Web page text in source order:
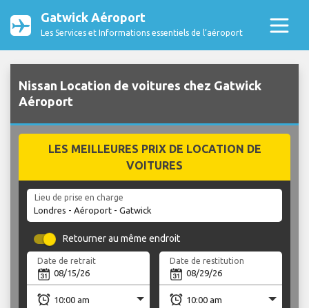
Gatwick Aéroport
Les Services et Informations essentiels de l’aéroport
Nissan Location de voitures chez Gatwick
Aéroport
LES MEILLEURES PRIX DE LOCATION DE
VOITURES
Lieu de prise en charge
Retourner au même endroit
Date de retrait Date de restitution